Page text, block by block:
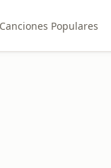
Canciones Populares